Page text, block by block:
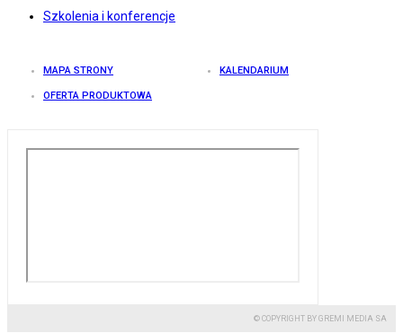
Szkolenia i konferencje
MAPA STRONY KALENDARIUM
OFERTA PRODUKTOWA
© COPYRIGHT BY GREMI MEDIA SA